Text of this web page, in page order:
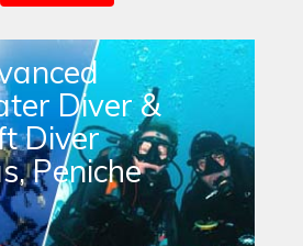
Diver &
Diver
Peniche